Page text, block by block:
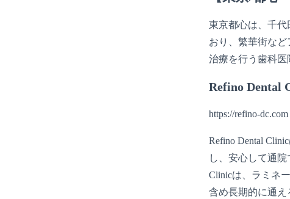
東京都心は、千
おり、繁華街な
治療を行う歯科医
Refino Dental
https://refino-dc.com
Refino Dental
し、安心して通
Clinicは、ラミネ
含め長期的に通え